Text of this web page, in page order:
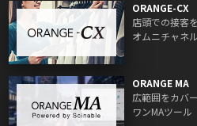
ORANGE-CX
店頭での接客
オムニチャネ
ORANGE MA
広範囲をカバ
ワンMAツール